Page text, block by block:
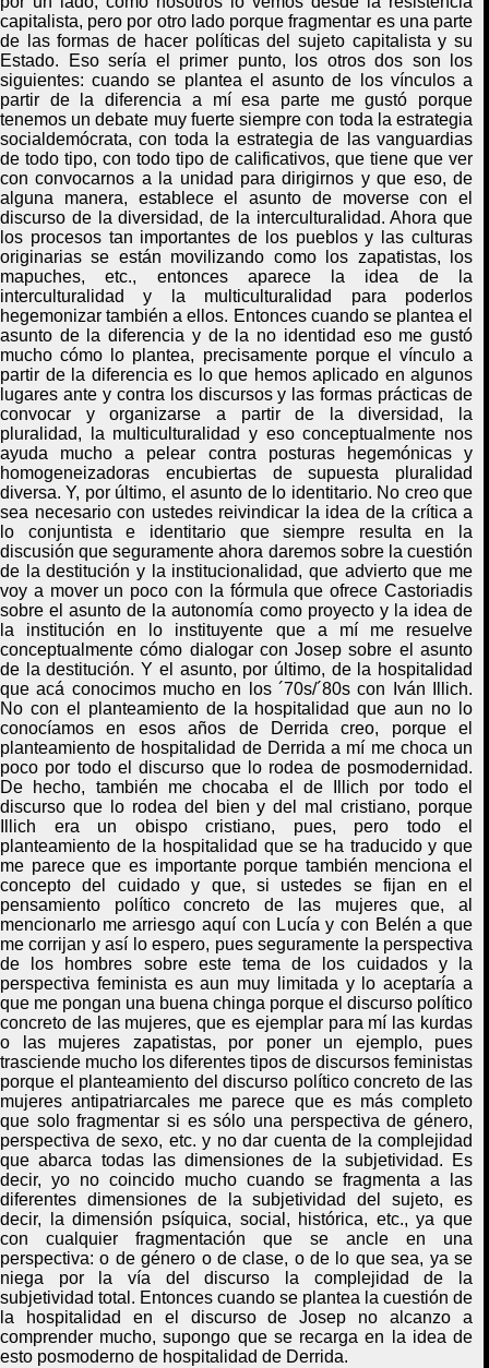
capitalista, pero por otro lado porque fragmentar es una parte
de las formas de hacer políticas del sujeto capitalista y su
Estado. Eso sería el primer punto, los otros dos son los
siguientes: cuando se plantea el asunto de los vínculos a
partir de la diferencia a mí esa parte me gustó porque
tenemos un debate muy fuerte siempre con toda la estrategia
socialdemócrata, con toda la estrategia de las vanguardias
de todo tipo, con todo tipo de calificativos, que tiene que ver
con convocarnos a la unidad para dirigirnos y que eso, de
alguna manera, establece el asunto de moverse con el
discurso de la diversidad, de la interculturalidad. Ahora que
los procesos tan importantes de los pueblos y las culturas
originarias se están movilizando como los zapatistas, los
mapuches, etc., entoncesaparecela idea de la
interculturalidad y la multiculturalidad para poderlos
hegemonizar también a ellos. Entonces cuando se plantea el
asunto de la diferencia y de la no identidad eso me gustó
mucho cómo lo plantea, precisamente porque el vínculo a
partir de la diferencia es lo que hemos aplicado en algunos
lugares ante y contra los discursos y las formas prácticas de
convocar y organizarse a partir de la diversidad, la
pluralidad, la multiculturalidad y eso conceptualmente nos
ayuda mucho a pelear contra posturas hegemónicas y
homogeneizadoras encubiertas de supuesta pluralidad
diversa. Y, por último, el asunto de lo identitario. No creo que
sea necesario con ustedes reivindicar la idea de la crítica a
lo conjuntista e identitario que siempre resulta en la
discusión que seguramente ahora daremos sobre la cuestión
de la destitución y la institucionalidad, que advierto que me
voy a mover un poco con la fórmula que ofrece Castoriadis
sobre el asunto de la autonomía como proyecto y la idea de
la institución en lo instituyente que a mí me resuelve
conceptualmente cómo dialogar con Josep sobre el asunto
de la destitución. Y el asunto, por último, de la hospitalidad
que acá conocimos mucho en los ´70s/´80s con Iván Illich.
No con el planteamiento de la hospitalidad que aun no lo
conocíamos en esos años de Derridacreo, porque el
planteamiento de hospitalidad de Derridaa mí me choca un
poco por todo el discurso que lo rodea de posmodernidad.
De hecho, también me chocaba el de Illich por todo el
discurso que lo rodea del bien y del mal cristiano, porque
Illich era un obispo cristiano, pues, pero todo el
planteamiento de la hospitalidad que se ha traducido y que
me parece que es importante porque también menciona el
concepto del cuidado y que, si ustedes se fijan en el
pensamiento político concreto de las mujeres que, al
mencionarlo me arriesgo aquí con Lucía y con Belén a que
me corrijan y así lo espero, pues seguramente la perspectiva
de los hombres sobre este tema de los cuidados y la
perspectiva feminista es aun muy limitada y lo aceptaría a
que me pongan una buena chinga porque el discurso político
concreto de las mujeres, que es ejemplar para mí las kurdas
o las mujeres zapatistas, por poner un ejemplo, pues
trasciende mucho los diferentes tipos de discursos feministas
porque el planteamiento del discurso político concreto de las
mujeres antipatriarcales me parece que es más completo
que solo fragmentar si es sólo una perspectiva de género,
perspectiva de sexo, etc. y no dar cuenta de la complejidad
que abarca todas las dimensiones de la subjetividad. Es
decir, yo no coincido mucho cuando se fragmenta a las
diferentes dimensiones de la subjetividad del sujeto, es
decir, la dimensión psíquica, social, histórica, etc., ya que
con cualquier fragmentación que se ancle en una
perspectiva: o de género o de clase, o de lo que sea, ya se
niega por la vía del discurso la complejidad de la
subjetividad total. Entonces cuando se plantea la cuestión de
la hospitalidad en el discurso de Josep no alcanzo a
comprender mucho, supongo que se recarga en la idea de
esto posmoderno de hospitalidad de Derrida.